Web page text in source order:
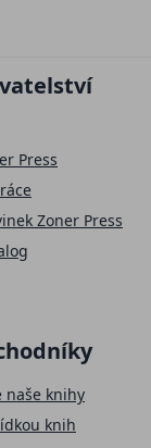
Press
Zoner Press
naše knihy
knih